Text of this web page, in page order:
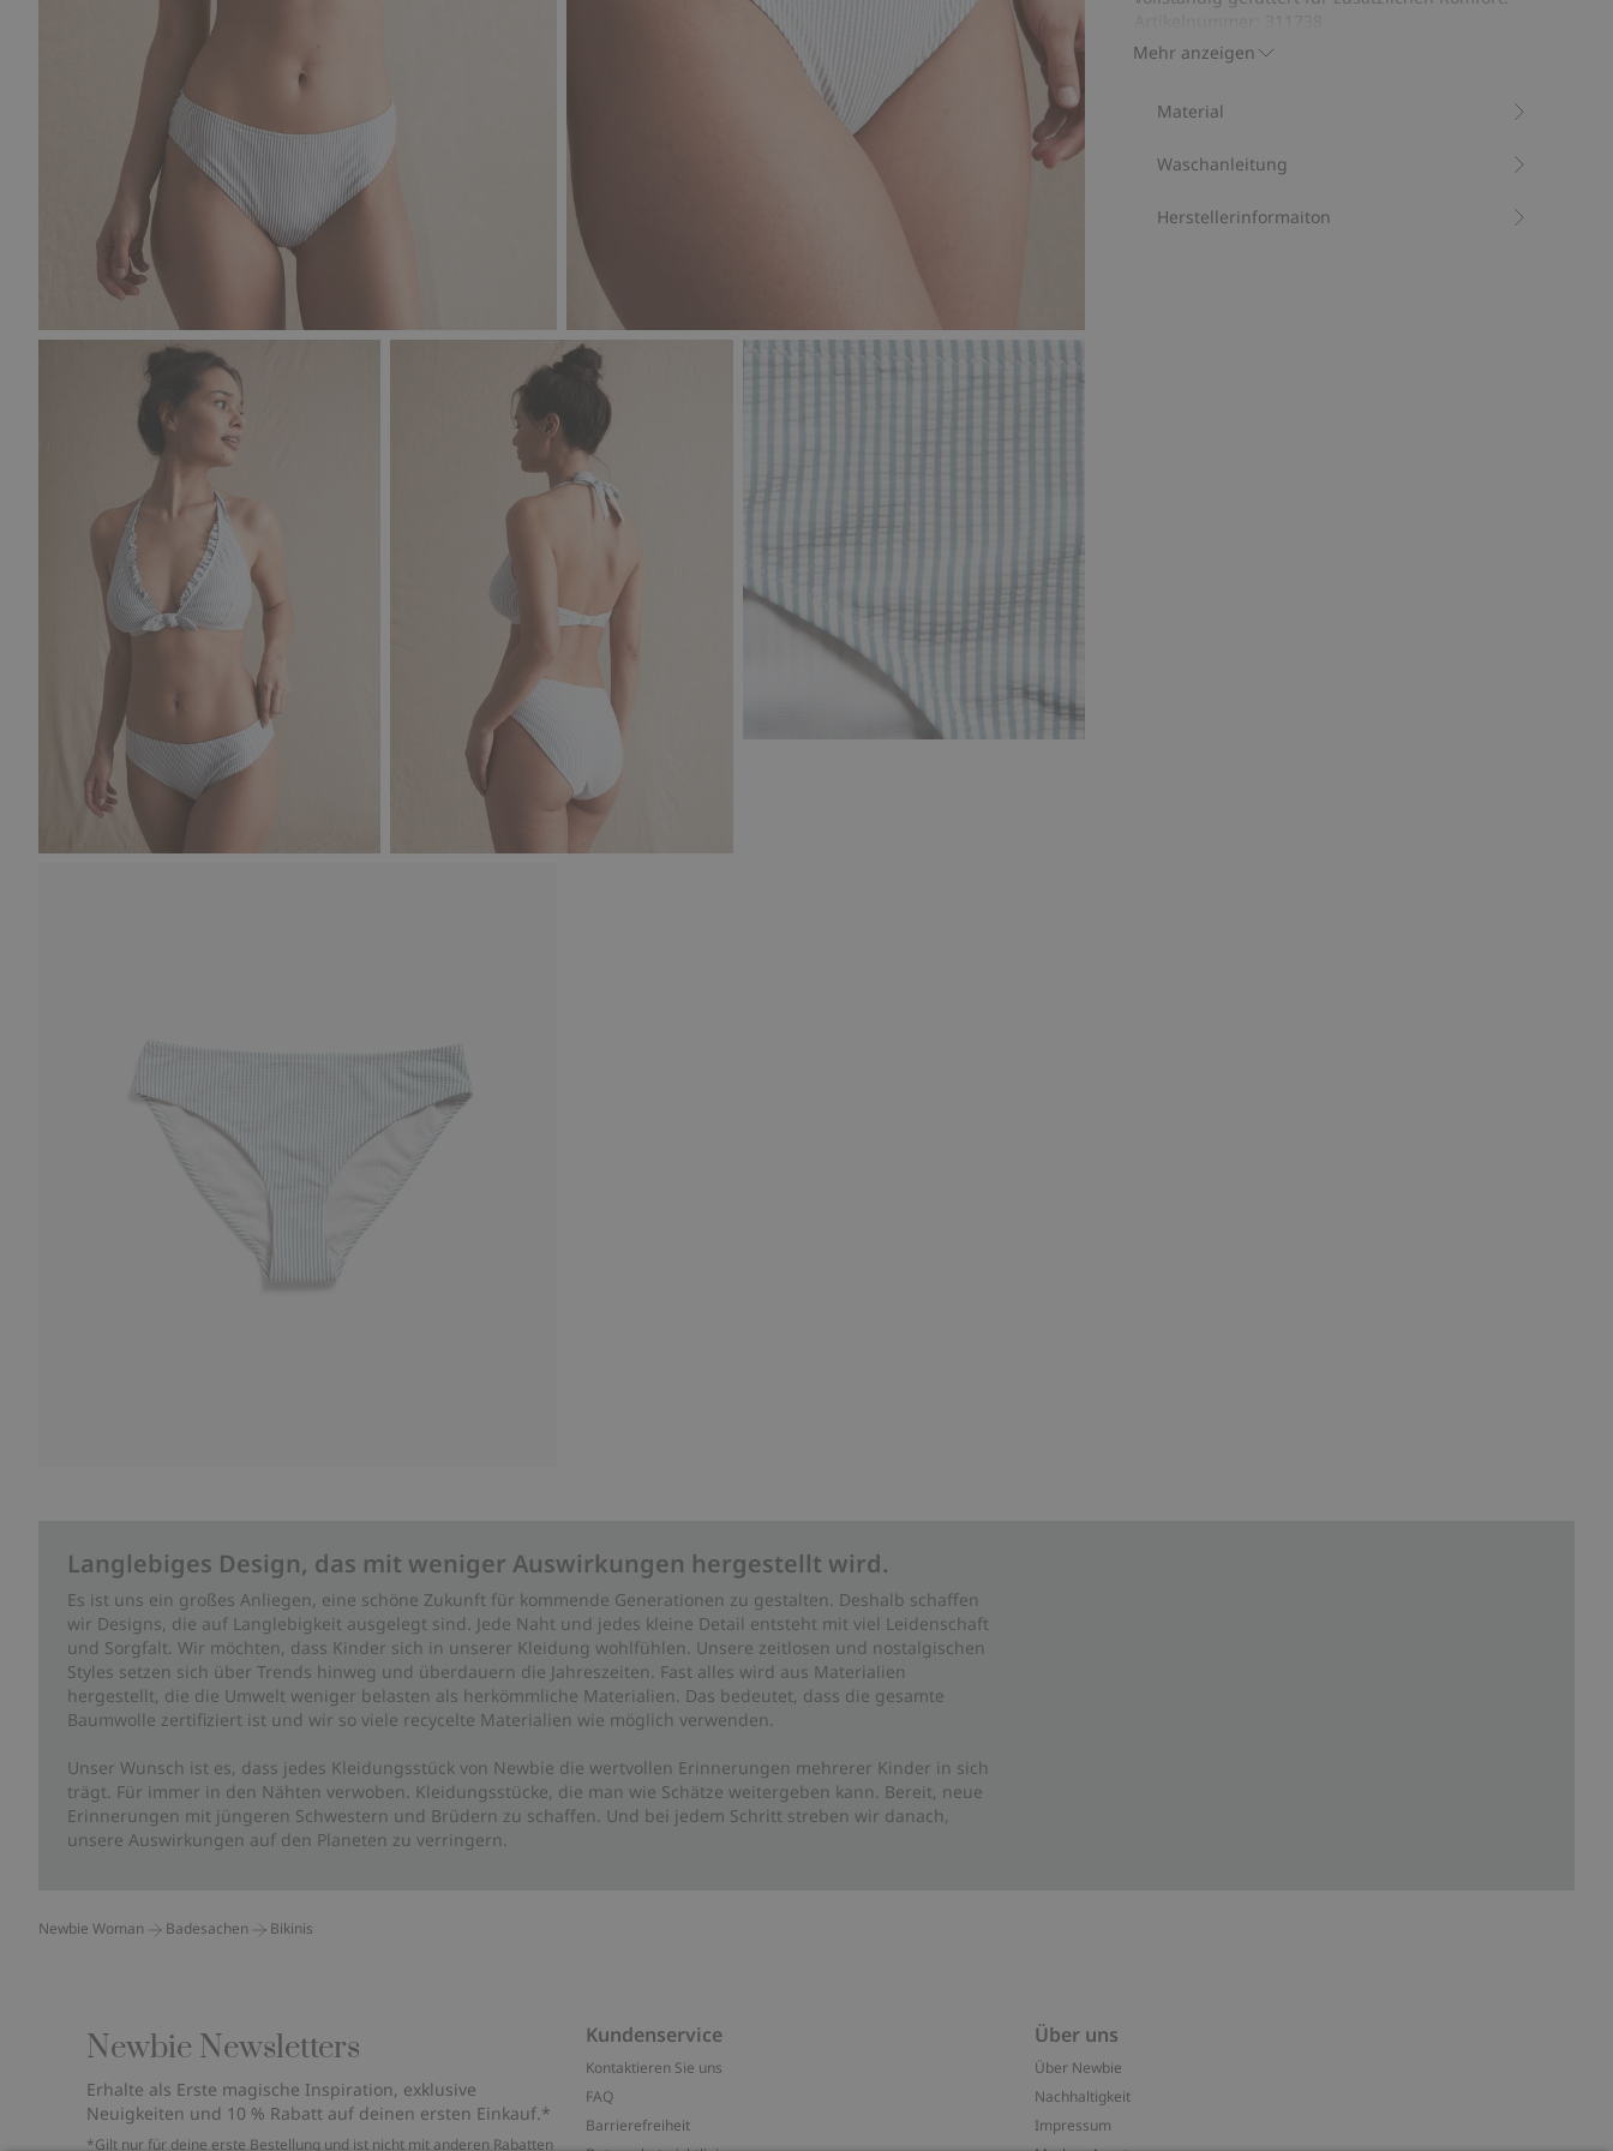
Bewertungen
Mehr anzeigen
Mischgewebe mit recyceltem Polyester
Material
Waschanleitung
Herstellerinformaiton
Langlebiges Design, das mit weniger Auswirkungen hergestellt wird.
Es ist uns ein großes Anliegen, eine schöne Zukunft für kommende Generationen zu gestalten. Deshalb schaffen
wir Designs, die auf Langlebigkeit ausgelegt sind. Jede Naht und jedes kleine Detail entsteht mit viel Leidenschaft
und Sorgfalt. Wir möchten, dass Kinder sich in unserer Kleidung wohlfühlen. Unsere zeitlosen und nostalgischen
Styles setzen sich über Trends hinweg und überdauern die Jahreszeiten. Fast alles wird aus Materialien
hergestellt, die die Umwelt weniger belasten als herkömmliche Materialien. Das bedeutet, dass die gesamte
Baumwolle zertifiziert ist und wir so viele recycelte Materialien wie möglich verwenden.
Unser Wunsch ist es, dass jedes Kleidungsstück von Newbie die wertvollen Erinnerungen mehrerer Kinder in sich
trägt. Für immer in den Nähten verwoben. Kleidungsstücke, die man wie Schätze weitergeben kann. Bereit, neue
Erinnerungen mit jüngeren Schwestern und Brüdern zu schaffen. Und bei jedem Schritt streben wir danach,
unsere Auswirkungen auf den Planeten zu verringern.
Newbie Woman Badesachen Bikinis
Newbie Newsletters
Erhalte als Erste magische Inspiration, exklusive
Neuigkeiten und 10 % Rabatt auf deinen ersten Einkauf.*
*Gilt nur für deine erste Bestellung und ist nicht mit anderen Rabatten
Kundenservice
Kontaktieren Sie uns
FAQ
Barrierefreiheit
Über uns
Über Newbie
Nachhaltigkeit
Impressum